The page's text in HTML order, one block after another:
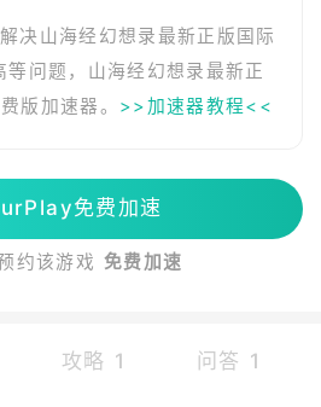
决山海经幻想录最新正版国际
问题，山海经幻想录最新正
版加速器。 >>加速器教程<<
免费加速
约该游戏 免费加速
攻略 1 问答 1